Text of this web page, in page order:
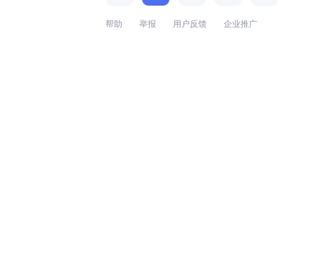
帮助 举报 用户反馈 企业推广